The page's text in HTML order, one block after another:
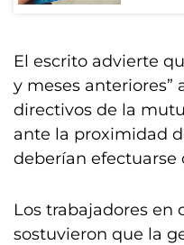
El escrito advierte
y meses anteriores”
directivos de la
ante la proximidad
deberían efectuarse
Los trabajadores en
sostuvieron que la